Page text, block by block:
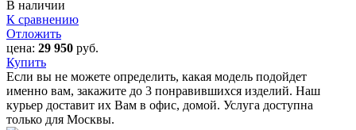
В наличии
К сравнению
Отложить
цена: 29 950 руб.
Купить
Если вы не можете определить, какая модель подойдет
именно вам, закажите до 3 понравившихся изделий. Наш
курьер доставит их Вам в офис, домой. Услуга доступна
только для Москвы.